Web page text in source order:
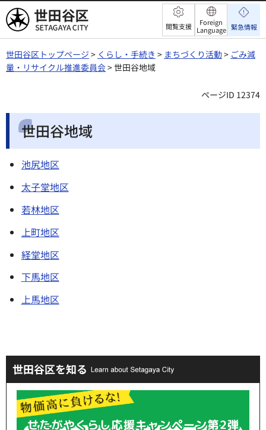
世田谷区 閲覧支援
Foreign
Language 緊急情報
世田谷区トップページ > くらし・手続き > まちづくり活動> ごみ減
量・リサイクル推進委員会> 世田谷地域
ページID 12374
世田谷地域
池尻地区
太子堂地区
若林地区
上町地区
経堂地区
下馬地区
上馬地区
世田谷区を知る